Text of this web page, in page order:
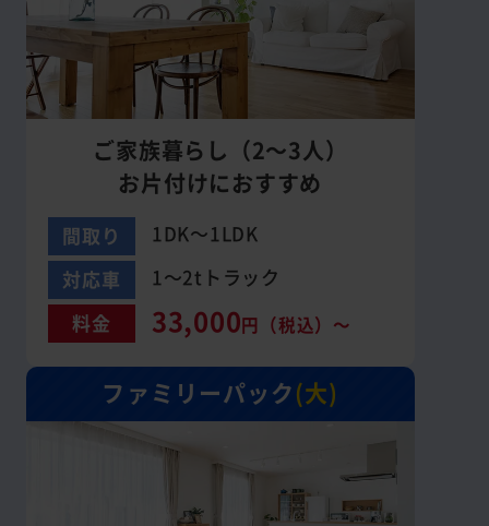
ご家族暮らし（2～3人）
お片付けにおすすめ
間取り
1DK～1LDK
対応車
1～2tトラック
料金
33,000円（税込）～
ファミリーパック(大)